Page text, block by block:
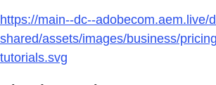
https://main--dc--adobecom.aem.live/
shared/assets/images/business/
tutorials.svg